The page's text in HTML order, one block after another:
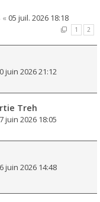
« 05 juil. 2026 18:18
1 2
juin 2026 21:12
Treh
juin 2026 18:05
juin 2026 14:48